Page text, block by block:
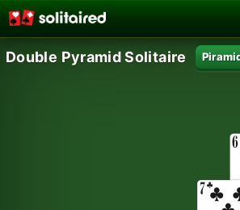
Double Pyramid Solitaire